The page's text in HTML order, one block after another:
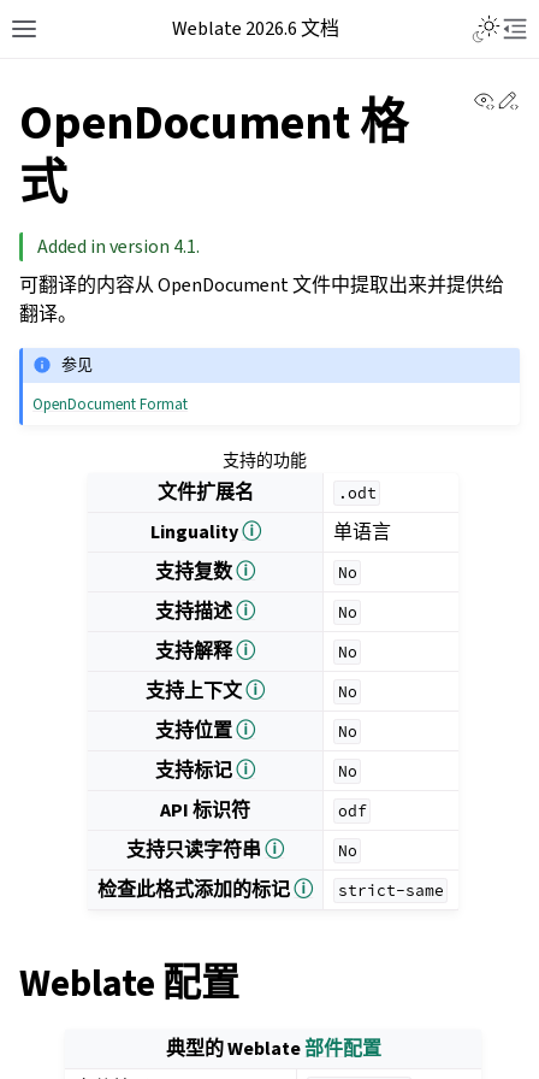
Weblate 2026.6 文档
OpenDocument 格
式
Added in version 4.1.
可翻译的内容从 OpenDocument 文件中提取出来并提供给
翻译。
参见
OpenDocument Format
支持的功能
文件扩展名 .odt
Lingualityⓘ
单语言
支持复数ⓘ No
支持描述ⓘ No
支持解释ⓘ No
支持上下文ⓘ No
支持位置ⓘ No
支持标记ⓘ No
API 标识符 odf
支持只读字符串ⓘ No
检查此格式添加的标记ⓘ strict-same
Weblate 配置
典型的 Weblate部件配置